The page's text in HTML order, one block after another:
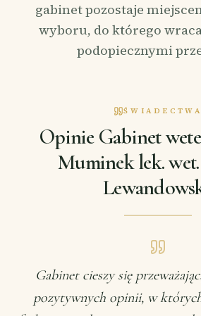
gabinet pozostaje
wyboru, do którego
podopiecznymi
ŚWIADECTWA
Opinie Gabinet
Muminek lek.
Gabinet cieszy się
pozytywnych opinii, w